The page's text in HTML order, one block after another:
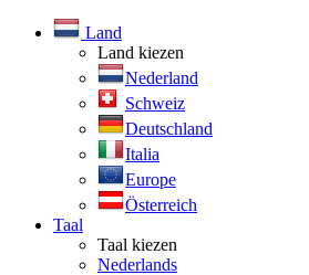
Land
Land kiezen
Nederland
Schweiz
Deutschland
Italia
Europe
Österreich
Taal
Taal kiezen
Nederlands